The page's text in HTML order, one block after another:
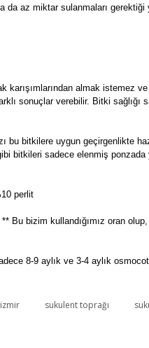
az miktar sulanmaları
almak istemez
sonuçlar verebilir. Bitki
bu bitkilere uygun
bitkileri sadece elenmiş
perlit
bizim kullandığımız oran
8-9 aylık ve 3-4 aylık
sukulent toprağı